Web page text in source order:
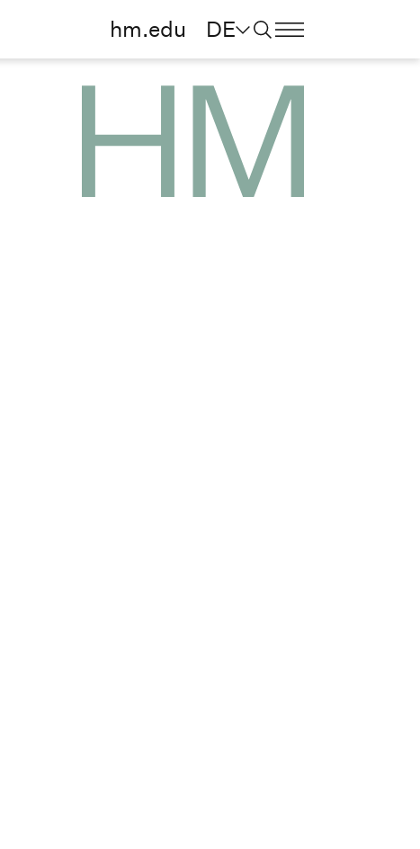
hm.edu DE